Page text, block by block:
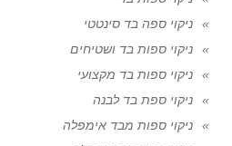
ניקוי ספה בד סינטטי
ניקוי ספות בד ושטיחים
ניקוי ספות בד מקצועי
ניקוי ספת בד לבנה
ניקוי ספות מבד אימפלה